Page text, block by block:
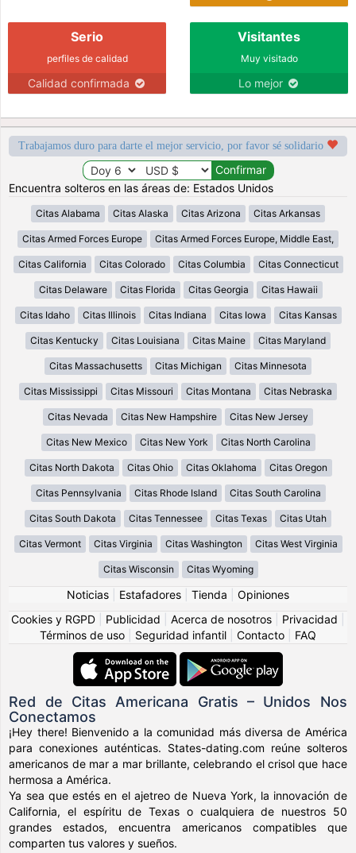
Serio
perfiles de calidad
Calidad confirmada
Visitantes
Muy visitado
Lo mejor
Trabajamos duro para darte el mejor servicio, por favor sé solidario
Encuentra solteros en las áreas de: Estados Unidos
Citas Alabama Citas Alaska Citas Arizona Citas Arkansas
Citas Armed Forces Europe Citas Armed Forces Europe, Middle East,
Citas California Citas Colorado Citas Columbia Citas Connecticut
Citas Delaware Citas Florida Citas Georgia Citas Hawaii
Citas Idaho Citas Illinois Citas Indiana Citas Iowa Citas Kansas
Citas Kentucky Citas Louisiana Citas Maine Citas Maryland
Citas Massachusetts Citas Michigan Citas Minnesota
Citas Mississippi Citas Missouri Citas Montana Citas Nebraska
Citas Nevada Citas New Hampshire Citas New Jersey
Citas New Mexico Citas New York Citas North Carolina
Citas North Dakota Citas Ohio Citas Oklahoma Citas Oregon
Citas Pennsylvania Citas Rhode Island Citas South Carolina
Citas South Dakota Citas Tennessee Citas Texas Citas Utah
Citas Vermont Citas Virginia Citas Washington Citas West Virginia
Citas Wisconsin Citas Wyoming
Noticias Estafadores Tienda
Opiniones
Cookies y RGPD
Publicidad Acerca de nosotros Privacidad
Términos de uso
Seguridad infantil Contacto FAQ
Red de Citas Americana Gratis – Unidos Nos
Conectamos
¡Hey there! Bienvenido a la comunidad más diversa de América
para conexiones auténticas. States-dating.com reúne solteros
americanos de mar a mar brillante, celebrando el crisol que hace
hermosa a América.
Ya sea que estés en el ajetreo de Nueva York, la innovación de
California, el espíritu de Texas o cualquiera de nuestros 50
grandes estados, encuentra americanos compatibles que
comparten tus valores y sueños.